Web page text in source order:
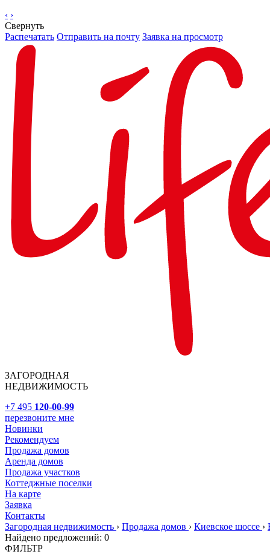
‹ ›
Свернуть
Распечатать Отправить на почту Заявка на просмотр
ЗАГОРОДНАЯ
НЕДВИЖИМОСТЬ
+7 495 120-00-99
перезвоните мне
Новинки
Рекомендуем
Продажа домов
Аренда домов
Продажа участков
Коттеджные поселки
На карте
Заявка
Контакты
Загородная недвижимость › Продажа домов › Киевское шоссе ›
Найдено предложений: 0
ФИЛЬТР